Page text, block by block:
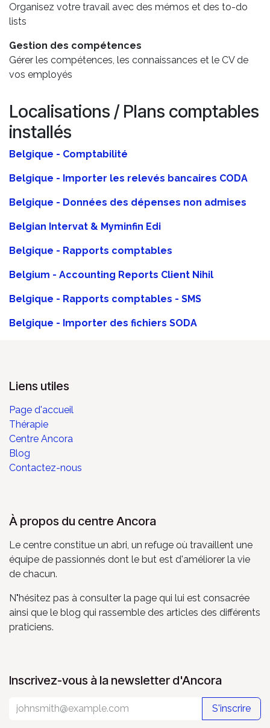
Organisez votre travail avec des mémos et des to-do
lists
Gestion des compétences
Gérer les compétences, les connaissances et le CV de
vos employés
Localisations / Plans comptables
installés
Belgique - Comptabilité
Belgique - Importer les relevés bancaires CODA
Belgique - Données des dépenses non admises
Belgian Intervat & Myminfin Edi
Belgique - Rapports comptables
Belgium - Accounting Reports Client Nihil
Belgique - Rapports comptables - SMS
Belgique - Importer des fichiers SODA
Liens utiles
Page d'accueil
Thérapie
Centre Ancora
Blog
Contactez-nous
À propos du centre Ancora
Le centre constitue un abri, un refuge où travaillent une
équipe de passionnés dont le but est d'améliorer la vie
de chacun.
N"hésitez pas à consulter la page qui lui est consacrée
ainsi que le blog qui rassemble des articles des différents
praticiens.
Inscrivez-vous à la newsletter d'Ancora
S'inscrire